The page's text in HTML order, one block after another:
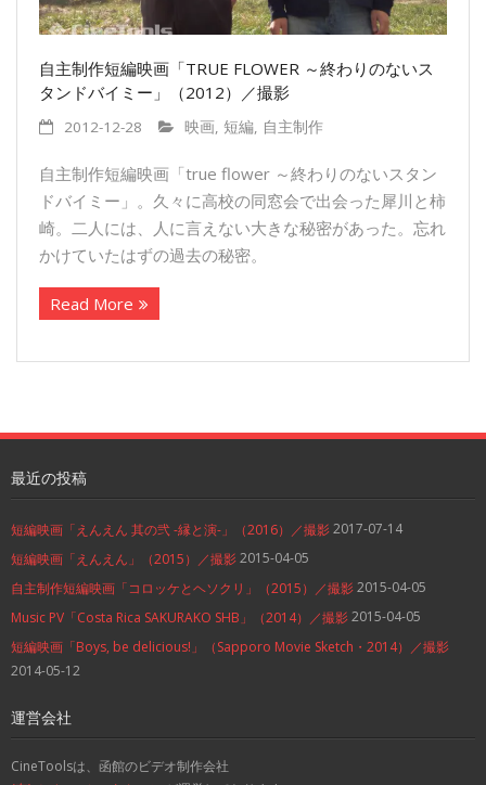
自主制作短編映画「TRUE FLOWER ～終わりのないス
タンドバイミー」（2012）／撮影
2012-12-28 映画, 短編, 自主制作
自主制作短編映画「true flower ～終わりのないスタン
ドバイミー」。久々に高校の同窓会で出会った犀川と柿
崎。二人には、人に言えない大きな秘密があった。忘れ
かけていたはずの過去の秘密。
Read More
最近の投稿
短編映画「えんえん 其の弐 -縁と演-」（2016）／撮影2017-07-14
短編映画「えんえん」（2015）／撮影2015-04-05
自主制作短編映画「コロッケとヘソクリ」（2015）／撮影2015-04-05
Music PV「Costa Rica SAKURAKO SHB」（2014）／撮影2015-04-05
短編映画「Boys, be delicious!」（Sapporo Movie Sketch・2014）／撮影
2014-05-12
運営会社
CineToolsは、函館のビデオ制作会社